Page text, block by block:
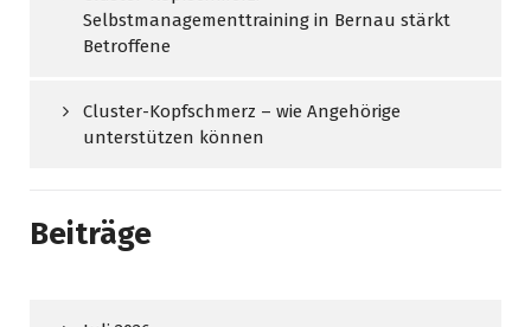
Selbstmanagementtraining in Bernau stärkt
Betroffene
Cluster-Kopfschmerz – wie Angehörige
unterstützen können
Beiträge